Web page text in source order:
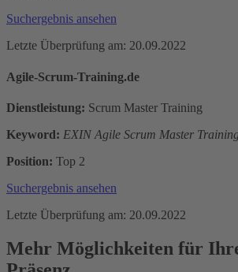
Suchergebnis ansehen
Letzte Überprüfung am: 20.09.2022
Agile-Scrum-Training.de
Dienstleistung: Scrum Master Training
Keyword: EXIN Agile Scrum Master
Position: Top 2
Suchergebnis ansehen
Letzte Überprüfung am: 20.09.2022
Mehr Möglichkeiten für